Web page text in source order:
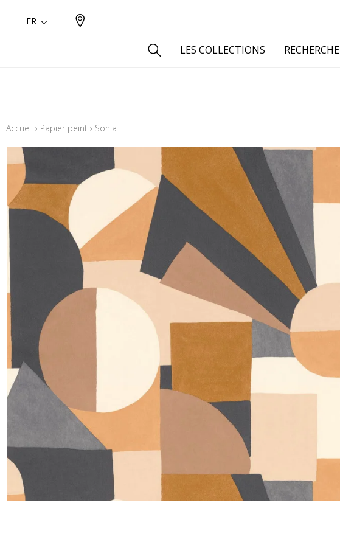
FR
LES COLLECTIONS
Aspect lin
Aspect soie
Coton
Inspiration fourrure
Lin
Polyester
Taffetas
Velours
Accueil › Papier peint › Sonia